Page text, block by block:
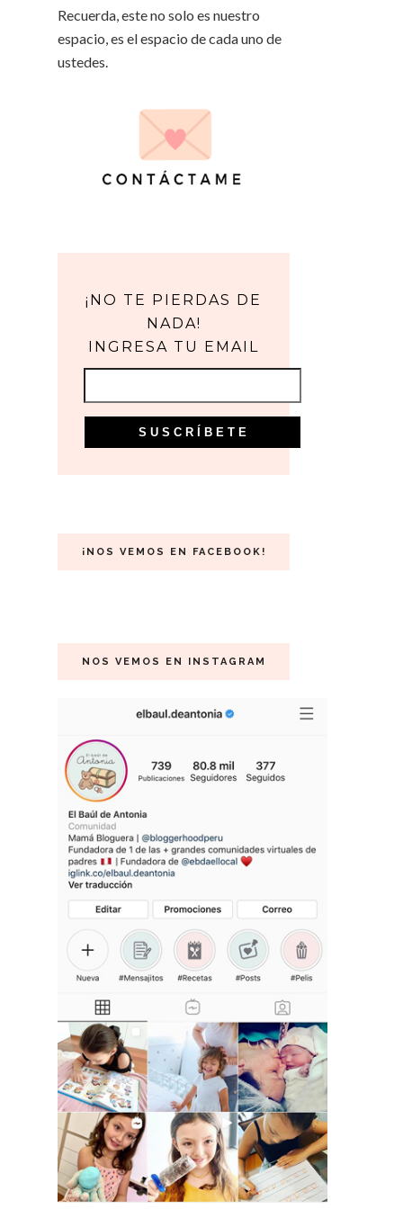
Recuerda, este no solo es nuestro
espacio, es el espacio de cada uno de
ustedes.
¡NO TE PIERDAS DE
NADA!
INGRESA TU EMAIL
¡NOS VEMOS EN FACEBOOK!
NOS VEMOS EN INSTAGRAM